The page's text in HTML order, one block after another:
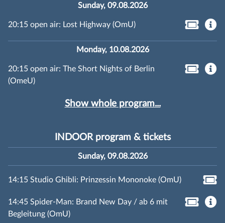
Sunday, 09.08.2026
20:15 open air: Lost Highway (OmU)
Monday, 10.08.2026
20:15 open air: The Short Nights of Berlin
(OmeU)
Show whole program...
INDOOR program & tickets
Sunday, 09.08.2026
14:15 Studio Ghibli: Prinzessin Mononoke (OmU)
14:45 Spider-Man: Brand New Day / ab 6 mit
Begleitung (OmU)